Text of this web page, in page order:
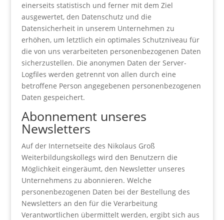
einerseits statistisch und ferner mit dem Ziel
ausgewertet, den Datenschutz und die
Datensicherheit in unserem Unternehmen zu
erhöhen, um letztlich ein optimales Schutzniveau für
die von uns verarbeiteten personenbezogenen Daten
sicherzustellen. Die anonymen Daten der Server-
Logfiles werden getrennt von allen durch eine
betroffene Person angegebenen personenbezogenen
Daten gespeichert.
Abonnement unseres
Newsletters
Auf der Internetseite des Nikolaus Groß
Weiterbildungskollegs wird den Benutzern die
Möglichkeit eingeräumt, den Newsletter unseres
Unternehmens zu abonnieren. Welche
personenbezogenen Daten bei der Bestellung des
Newsletters an den für die Verarbeitung
Verantwortlichen übermittelt werden, ergibt sich aus